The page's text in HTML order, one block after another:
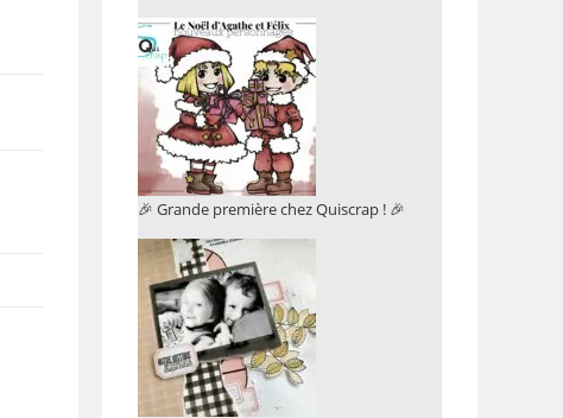
🎉 Grande première chez Quiscrap ! 🎉